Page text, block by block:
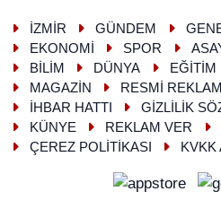
İZMİR GÜNDEM
EKONOMİ
SPOR
BİLİM
DÜNYA EĞİTİM
MAGAZİN
RESMİ REKLAM
İHBAR HATTI
GİZLİLİK
KÜNYE
REKLAM VER
ÇEREZ POLİTİKASI
KVKK